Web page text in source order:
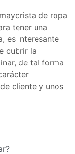
de ropa
tener una
es interesante
cubrir la
de tal forma
cliente y unos